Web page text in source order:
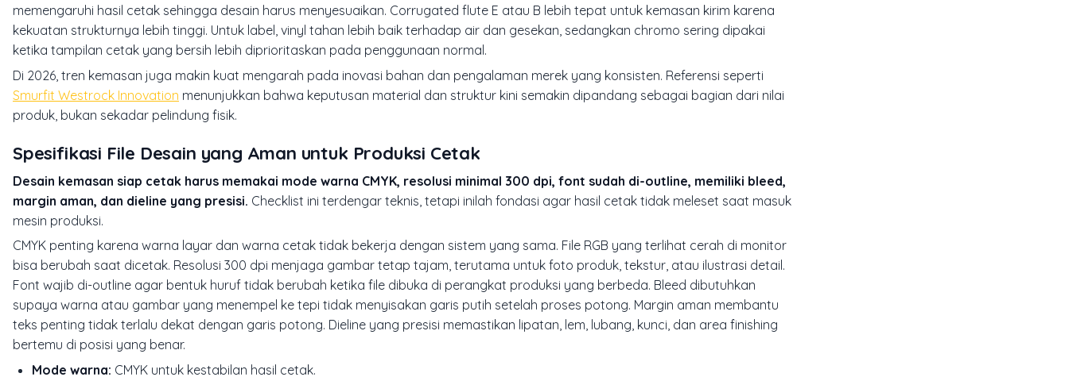
memengaruhi hasil cetak sehingga desain harus menyesuaikan. Corrugated flute E atau B lebih tepat untuk kemasan kirim karena
kekuatan strukturnya lebih tinggi. Untuk label, vinyl tahan lebih baik terhadap air dan gesekan, sedangkan chromo sering dipakai
ketika tampilan cetak yang bersih lebih diprioritaskan pada penggunaan normal.
Di 2026, tren kemasan juga makin kuat mengarah pada inovasi bahan dan pengalaman merek yang konsisten. Referensi seperti
Smurfit Westrock Innovation menunjukkan bahwa keputusan material dan struktur kini semakin dipandang sebagai bagian dari nilai
produk, bukan sekadar pelindung fisik.
Spesifikasi File Desain yang Aman untuk Produksi Cetak
Desain kemasan siap cetak harus memakai mode warna CMYK, resolusi minimal 300 dpi, font sudah di-outline, memiliki bleed,
margin aman, dan dieline yang presisi. Checklist ini terdengar teknis, tetapi inilah fondasi agar hasil cetak tidak meleset saat masuk
mesin produksi.
CMYK penting karena warna layar dan warna cetak tidak bekerja dengan sistem yang sama. File RGB yang terlihat cerah di monitor
bisa berubah saat dicetak. Resolusi 300 dpi menjaga gambar tetap tajam, terutama untuk foto produk, tekstur, atau ilustrasi detail.
Font wajib di-outline agar bentuk huruf tidak berubah ketika file dibuka di perangkat produksi yang berbeda. Bleed dibutuhkan
supaya warna atau gambar yang menempel ke tepi tidak menyisakan garis putih setelah proses potong. Margin aman membantu
teks penting tidak terlalu dekat dengan garis potong. Dieline yang presisi memastikan lipatan, lem, lubang, kunci, dan area finishing
bertemu di posisi yang benar.
Mode warna: CMYK untuk kestabilan hasil cetak.